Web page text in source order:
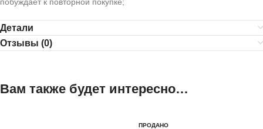
Детали
Отзывы (0)
Вам также будет интересно…
ПРОДАНО